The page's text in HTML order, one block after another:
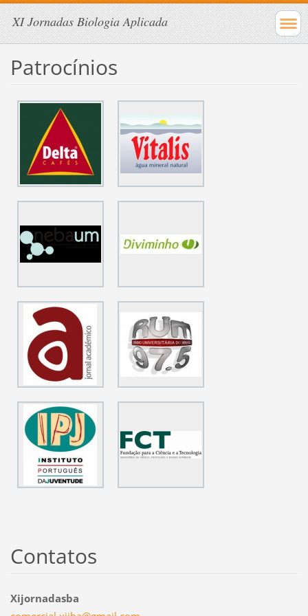
XI Jornadas Biologia Aplicada
Patrocínios
Contatos
Xijornadasba